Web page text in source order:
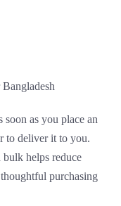
as you place an
to deliver it to you.
helps reduce
purchasing